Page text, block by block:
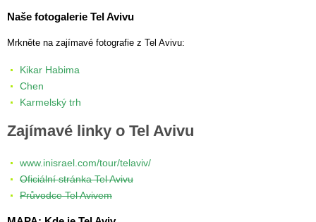
Naše fotogalerie Tel Avivu
Mrkněte na zajímavé fotografie z Tel Avivu:
Kikar Habima
Chen
Karmelský trh
Zajímavé linky o Tel Avivu
www.inisrael.com/tour/telaviv/
Oficiální stránka Tel Avivu
Průvodce Tel Avivem